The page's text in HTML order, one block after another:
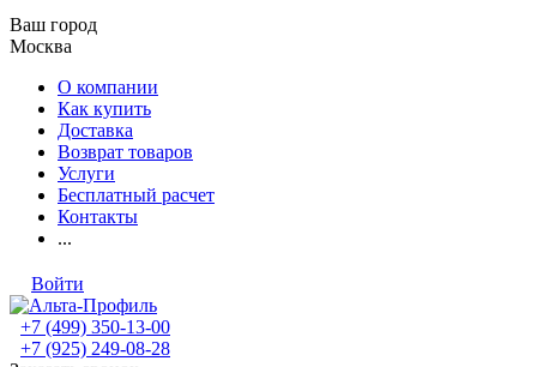
Ваш город
Москва
О компании
Как купить
Доставка
Возврат товаров
Услуги
Бесплатный расчет
Контакты
...
Войти
+7 (499) 350-13-00
+7 (925) 249-08-28